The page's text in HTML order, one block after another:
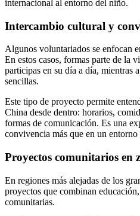
internacional al entorno del niño.
Intercambio cultural y
Algunos voluntariados se enfocan
En estos casos, formas parte de la
participas en su día a día, mientras
sencillas.
Este tipo de proyecto permite
China desde dentro: horarios,
formas de comunicación. Es una
convivencia más que en un
Proyectos comunitarios en
En regiones más alejadas de los
proyectos que combinan
comunitarias.